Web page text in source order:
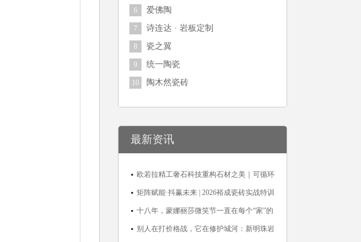
6 爱佛陶
7 诗连达 · 岩板定制
8 瓷之翼
9 统一陶瓷
10 陶木然瓷砖
最新资讯
欧若拉精工奢石科技重构石材之美｜可循环
高纯度微晶，重新定义高端奢石原料
矩阵赋能·抖赢未来 | 2026裕成瓷砖实战特训
营圆满收官
十八年，蒙娜丽莎微笑节一直在每个“家”的
故事里
别人在打价格战，它在修护城河：新明珠岩